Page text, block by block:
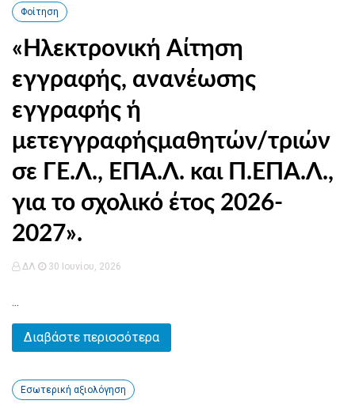
Φοίτηση
«Ηλεκτρονική Αίτηση
εγγραφής, ανανέωσης
εγγραφής ή
μετεγγραφήςμαθητών/τριών
σε ΓΕ.Λ., ΕΠΑ.Λ. και Π.ΕΠΑ.Λ.,
για το σχολικό έτος 2026-
2027».
ΔΛ 30 Ιουνίου, 2026
...
Διαβάστε περισσότερα
Εσωτερική αξιολόγηση